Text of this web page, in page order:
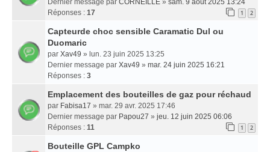
Dernier message par CORNEILLE » sam. 9 août 2025 13:24
Réponses : 17 1 2
Capteurde choc sensible Caramatic Dul ou
Duomaric
par Xav49 » lun. 23 juin 2025 13:25
Dernier message par Xav49 » mar. 24 juin 2025 16:21
Réponses : 3
Emplacement des bouteilles de gaz pour réchaud
par Fabisa17 » mar. 29 avr. 2025 17:46
Dernier message par Papou27 » jeu. 12 juin 2025 06:06
Réponses : 11 1 2
Bouteille GPL Campko